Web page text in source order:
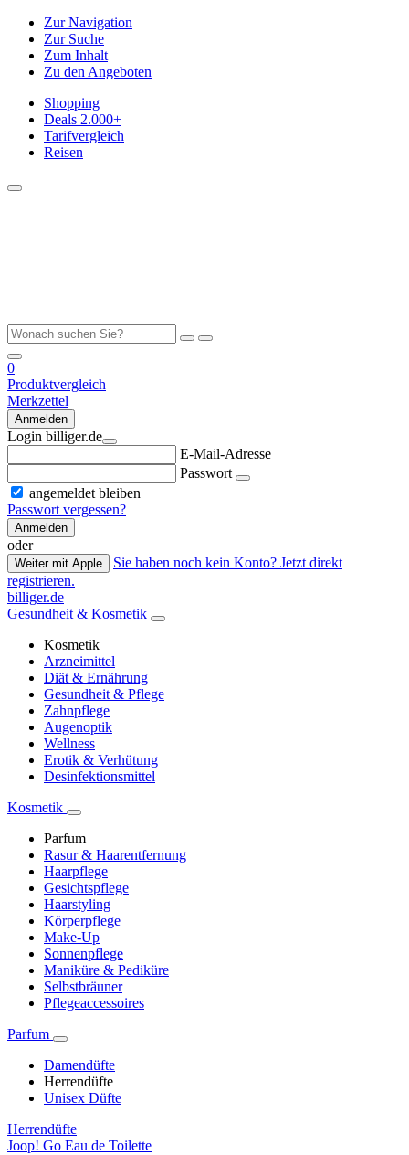
Zur Navigation
Zur Suche
Zum Inhalt
Zu den Angeboten
Shopping
Deals 2.000+
Tarifvergleich
Reisen
0
Produktvergleich
Merkzettel
Anmelden
Login billiger.de
E-Mail-Adresse
Passwort
angemeldet bleiben
Passwort vergessen?
Anmelden
oder
Weiter mit Apple
Sie haben noch kein Konto? Jetzt direkt
registrieren.
billiger.de
Gesundheit & Kosmetik
Kosmetik
Arzneimittel
Diät & Ernährung
Gesundheit & Pflege
Zahnpflege
Augenoptik
Wellness
Erotik & Verhütung
Desinfektionsmittel
Kosmetik
Parfum
Rasur & Haarentfernung
Haarpflege
Gesichtspflege
Haarstyling
Körperpflege
Make-Up
Sonnenpflege
Maniküre & Pediküre
Selbstbräuner
Pflegeaccessoires
Parfum
Damendüfte
Herrendüfte
Unisex Düfte
Herrendüfte
Joop! Go Eau de Toilette